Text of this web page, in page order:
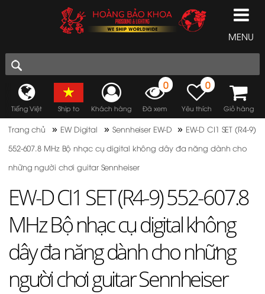
MENU
Tiếng Việt Ship to Khách hàng
0
Đã xem
0
Yêu thích Giỏ hàng
Trang chủ » EW Digital »Sennheiser EW-D » EW-D CI1 SET (R4-9)
552-607.8 MHz Bộ nhạc cụ digital không dây đa năng dành cho
những người chơi guitar Sennheiser
EW-D CI1 SET (R4-9) 552-607.8
MHz Bộ nhạc cụ digital không
dây đa năng dành cho những
người chơi guitar Sennheiser